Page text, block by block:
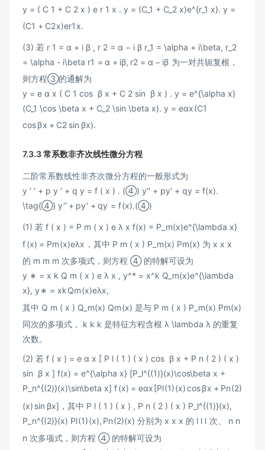
y = ( C 1 + C 2 x ) e r 1 x . y = (C_1 + C_2 x)e^{r_1 x}. y =
(C1 + C2x)er1 x.
(3) 若 r 1 = α + i β , r 2 = α − i β r_1 = \alpha + i\beta, r_2
= \alpha - i\beta r1 = α + iβ, r2 = α − iβ 为一对共轭复根，
则方程③的通解为
y = e α x ( C 1 cos ⁡ β x + C 2 sin ⁡ β x ) . y = e^{\alpha x}
(C_1 \cos \beta x + C_2 \sin \beta x). y = eαx(C1
cosβx + C2 sin βx).
7.3.3 常系数非齐次线性微分方程
二阶常系数线性非齐次微分方程的一般形式为
y ′ ′ + p y ′ + q y = f ( x ) . (④) y'' + py' + qy = f(x).
\tag{④} y′′ + py′ + qy = f(x).(④)
(1) 若 f ( x ) = P m ( x ) e λ x f(x) = P_m(x)e^{\lambda x}
f(x) = Pm(x)eλx ，其中 P m ( x ) P_m(x) Pm(x) 为 x x x
的 m m m 次多项式，则方程 ④ 的特解可设为
y ∗ = x k Q m ( x ) e λ x , y^* = x^k Q_m(x)e^{\lambda
x}, y ∗ = xkQm(x)eλx,
其中 Q m ( x ) Q_m(x) Qm(x) 是与 P m ( x ) P_m(x) Pm(x)
同次的多项式，
k k k 是特征方程含根 λ \lambda λ 的重复
次数。
(2) 若 f ( x ) = e α x [ P l ( 1 ) ( x ) cos ⁡ β x + P n ( 2 ) ( x )
sin ⁡ β x ] f(x) = e^{\alpha x} [P_l^{(1)}(x)\cos\beta x +
P_n^{(2)}(x)\sin\beta x] f(x) = eαx[Pl(1)(x)cosβx + Pn(2)
(x) sin βx] ，其中 P l ( 1 ) ( x ) , P n ( 2 ) ( x ) P_l^{(1)}(x),
P_n^{(2)}(x) Pl(1)(x), Pn(2)(x) 分别为 x x x 的 l l l 次、
n n
n 次多项式，则方程 ④ 的特解可设为